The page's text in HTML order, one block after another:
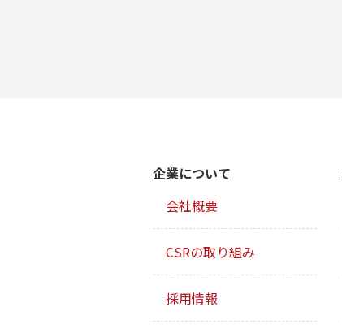
企業について
会社概要
CSRの取り組み
採用情報